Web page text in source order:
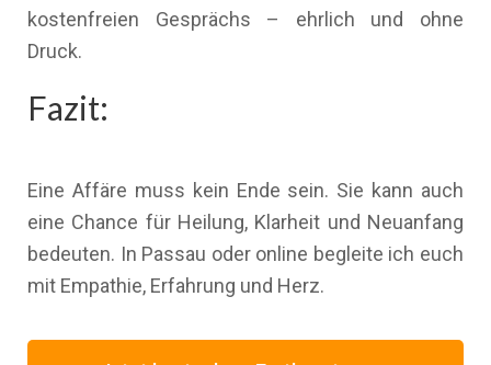
kostenfreien Gesprächs – ehrlich und ohne
Druck.
Fazit:
Eine Affäre muss kein Ende sein. Sie kann auch
eine Chance für Heilung, Klarheit und Neuanfang
bedeuten. In Passau oder online begleite ich euch
mit Empathie, Erfahrung und Herz.